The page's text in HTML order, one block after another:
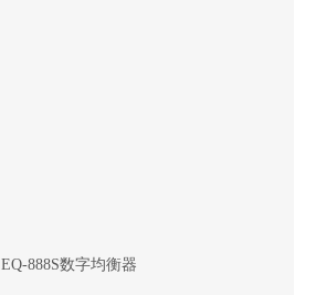
EQ-888S数字均衡器